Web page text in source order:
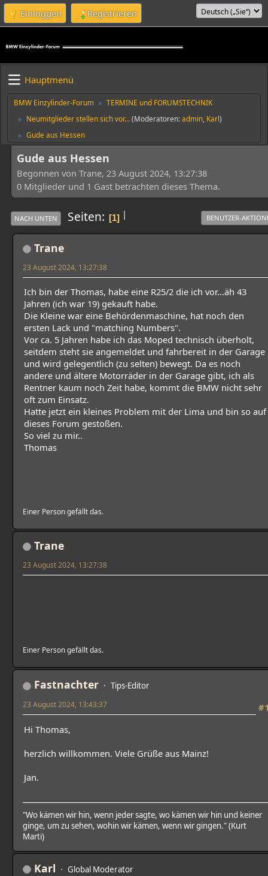
Einloggen Registrieren
Hauptmenü
BMW Einzylinder-Forum ► TERMINE und FORUMSTECHNIK
► Neumitglieder stellen sich vor...(Moderatoren:admin Karl)
► Gude aus Hessen
Gude aus Hessen
Begonnen von Trane, 23 August 2024, 13:27:38
0 Mitglieder und 1 Gast betrachten dieses Thema.
|
NACH UNTEN Seiten 1 BENUTZER-
Trane
23 August 2024, 13:27:38
Ich bin der Thomas, habe eine R25/2 die ich vor...äh 43
Jahren (ich war 19) gekauft habe.
Die Kleine war eine Behördenmaschine, hat noch den
ersten Lack und "matching Numbers".
Vor ca. 5 Jahren habe ich das Moped technisch überholt,
seitdem steht sie angemeldet und fahrbereit in der Garage
und wird gelegentlich (zu selten) bewegt. Da es noch
andere und ältere Motorräder in der Garage gibt, ich als
Rentner kaum noch Zeit habe, kommt die BMW nicht sehr
oft zum Einsatz.
Hatte jetzt ein kleines Problem mit der Lima und bin so auf
dieses Forum gestoßen.
So viel zu mir..
Thomas
Einer Person gefällt das.
Trane
23 August 2024, 13:27:38
Einer Person gefällt das.
Fastnachter Tips-Editor
23 August 2024, 13:43:37
Hi Thomas,
herzlich willkommen. Viele Grüße aus Mainz!
Jan.
"Wo kämen wir hin, wenn jeder sagte, wo kämen wir hin und keiner
ginge, um zu sehen, wohin wir kämen, wenn wir gingen." (Kurt
Marti)
Karl Global Moderator